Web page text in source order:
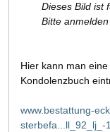
Dieses Bild ist
Bitte
Hier kann man
Kondolenzbuch
www.bestattung-
sterbefa...ll_92_lj_-